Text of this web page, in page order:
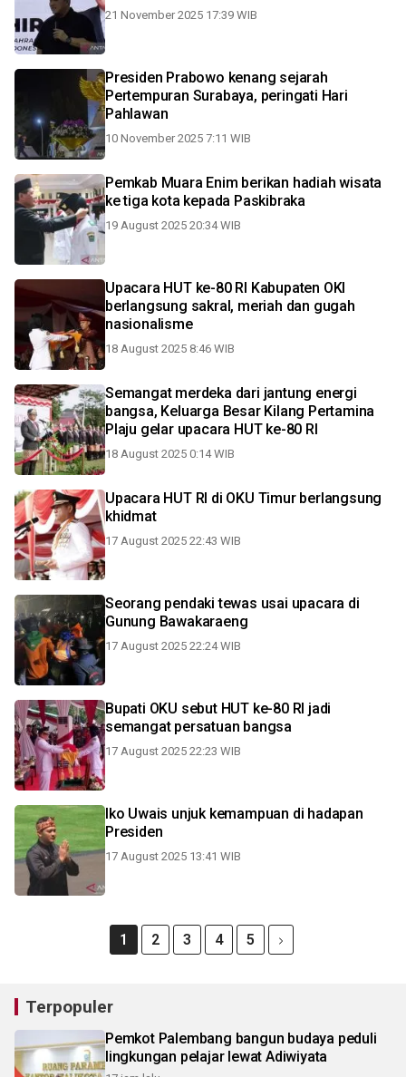
21 November 2025 17:39 WIB
Presiden Prabowo kenang sejarah
Pertempuran Surabaya, peringati Hari
Pahlawan
10 November 2025 7:11 WIB
Pemkab Muara Enim berikan hadiah wisata
ke tiga kota kepada Paskibraka
19 August 2025 20:34 WIB
Upacara HUT ke-80 RI Kabupaten OKI
berlangsung sakral, meriah dan gugah
nasionalisme
18 August 2025 8:46 WIB
Semangat merdeka dari jantung energi
bangsa, Keluarga Besar Kilang Pertamina
Plaju gelar upacara HUT ke-80 RI
18 August 2025 0:14 WIB
Upacara HUT RI di OKU Timur berlangsung
khidmat
17 August 2025 22:43 WIB
Seorang pendaki tewas usai upacara di
Gunung Bawakaraeng
17 August 2025 22:24 WIB
Bupati OKU sebut HUT ke-80 RI jadi
semangat persatuan bangsa
17 August 2025 22:23 WIB
Iko Uwais unjuk kemampuan di hadapan
Presiden
17 August 2025 13:41 WIB
1 2 3 4 5
Terpopuler
Pemkot Palembang bangun budaya peduli
lingkungan pelajar lewat Adiwiyata